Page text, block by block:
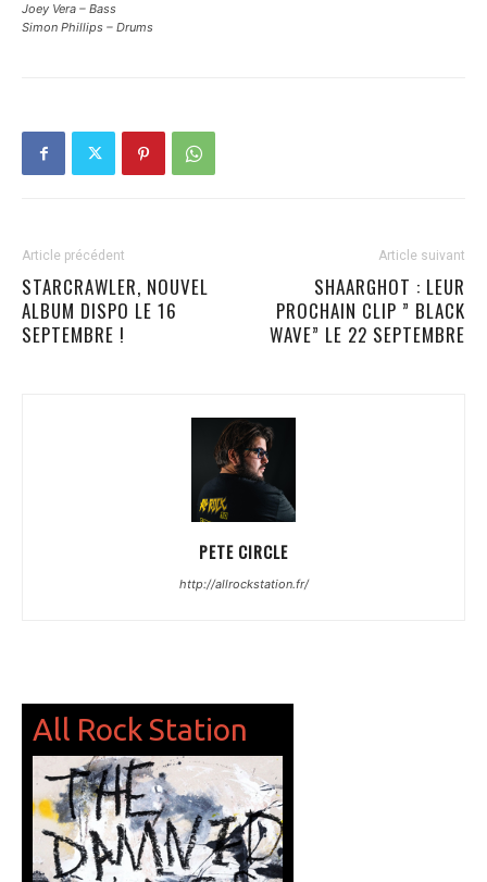
Joey Vera – Bass
Simon Phillips – Drums
Article précédent
STARCRAWLER, NOUVEL
ALBUM DISPO LE 16
SEPTEMBRE !
Article suivant
SHAARGHOT : LEUR
PROCHAIN CLIP ” BLACK
WAVE” LE 22 SEPTEMBRE
PETE CIRCLE
http://allrockstation.fr/